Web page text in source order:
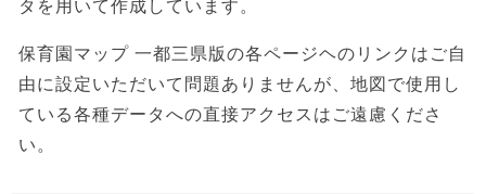
タを用いて作成しています。
保育園マップ 一都三県版の各ページヘのリンクはご自
由に設定いただいて問題ありませんが、地図で使用し
ている各種データへの直接アクセスはご遠慮くださ
い。